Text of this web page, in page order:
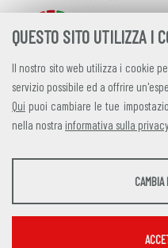
QUESTO SITO UTILIZZA I
Il nostro sito web utilizza i cookie
servizio possibile ed a offrire
Qui puoi cambiare le tue
nella nostra informativa sulla privacy
STATISTICHE
CAMBIA
credits|
Alleanza Italiana
Via Farini 17, 00185 Roma